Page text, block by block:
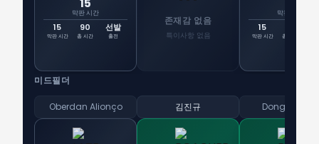
막판 시간
15
막판 시간
90
총 시간
선발
출전
존재감 없음
특이사항 없음
막판 시간
15
막판 시간 총 시간
미드필더
Oberdan Alionço 김진규 Dong-jun Lee